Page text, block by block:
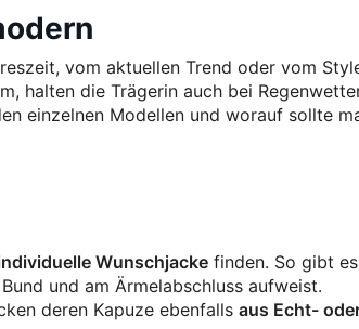
vom aktuellen Trend oder vom
halten die Trägerin auch bei
einzelnen Modellen und worauf sollte
Wunschjacke finden. So gibt
und am Ärmelabschluss aufweist.
deren Kapuze ebenfalls aus Echt-